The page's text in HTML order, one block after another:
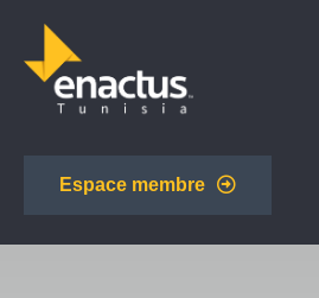
Espace membre